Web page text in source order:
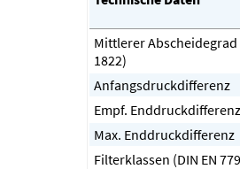
Mittlerer Abscheidegrad
1822)
Anfangsdruckdifferenz
Empf. Enddruckdifferenz
Max. Enddruckdifferenz
Filterklassen (DIN EN